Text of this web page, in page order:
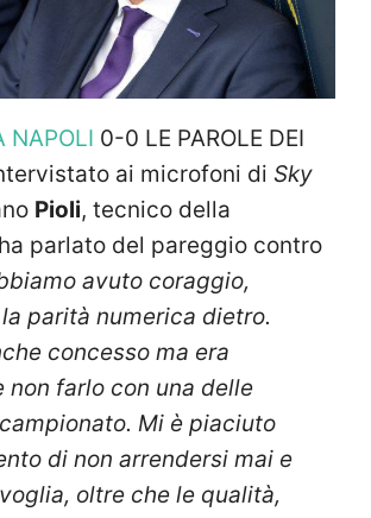
NAPOLI 0-0 LE PAROLE DEI
ai microfoni di Sky
Pioli, tecnico della
parlato del pareggio contro
avuto coraggio,
parità numerica dietro.
concesso ma era
non farlo con una delle
Mi è piaciuto
di non arrendersi mai e
oltre che le qualità,